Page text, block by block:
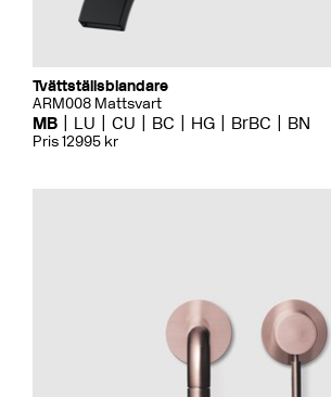
Tvättställsblandare
ARM008 Mattsvart
MB LU CU BC HG BrBC BN
Pris 12995 kr